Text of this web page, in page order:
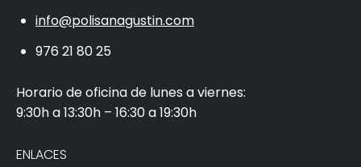
info@polisanagustin.com
976 21 80 25
Horario de oficina de lunes a viernes:
9:30h a 13:30h – 16:30 a 19:30h
ENLACES